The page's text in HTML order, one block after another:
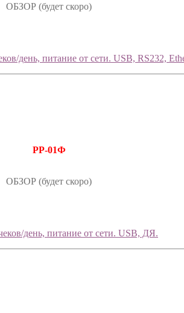
ОБЗОР (будет скоро)
день, питание от сети. USB, RS232,
РР-01Ф
ОБЗОР (будет скоро)
день, питание от сети. USB, ДЯ.